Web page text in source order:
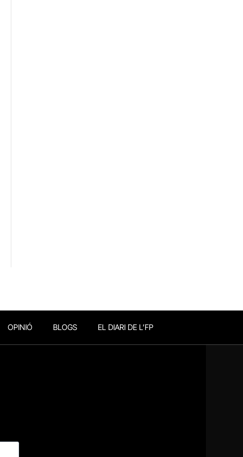
OPINIÓ BLOGS EL DIARI DE L’FP